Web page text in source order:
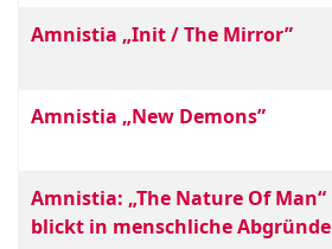
Amnistia „Init / The Mirror”
Amnistia „New Demons”
Amnistia: „The Nature Of Man“
blickt in menschliche Abgründe